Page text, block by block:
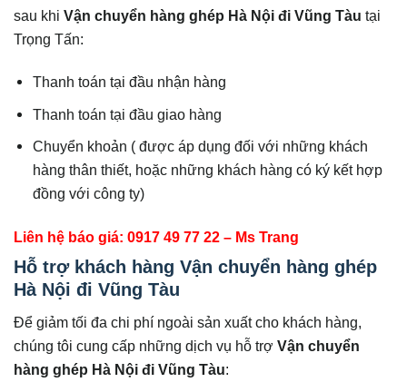
sau khi Vận chuyển hàng ghép Hà Nội đi Vũng Tàu tại
Trọng Tấn:
Thanh toán tại đầu nhận hàng
Thanh toán tại đầu giao hàng
Chuyển khoản ( được áp dụng đối với những khách
hàng thân thiết, hoặc những khách hàng có ký kết hợp
đồng với công ty)
Liên hệ báo giá: 0917 49 77 22 – Ms Trang
Hỗ trợ khách hàng Vận chuyển hàng ghép
Hà Nội đi Vũng Tàu
Để giảm tối đa chi phí ngoài sản xuất cho khách hàng,
chúng tôi cung cấp những dịch vụ hỗ trợ Vận chuyển
hàng ghép Hà Nội đi Vũng Tàu: